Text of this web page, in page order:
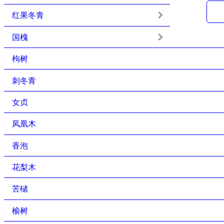
红果冬青
国槐
枸树
刺冬青
女贞
凤凰木
香泡
花梨木
苦槠
榆树